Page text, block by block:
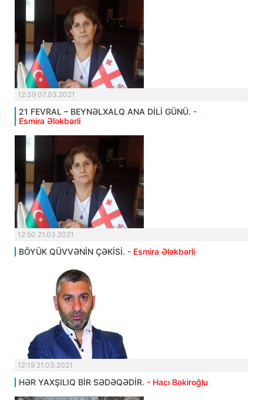
12:39 07.03.2021
21 FEVRAL – BEYNƏLXALQ ANA DİLİ GÜNÜ. -
Esmira Ələkbərli
12:50 21.03.2021
BÖYÜK QÜVVƏNİN ÇƏKİSİ. - Esmira Ələkbərli
12:19 21.03.2021
HƏR YAXŞILIQ BİR SƏDƏQƏDİR. - Hacı Bəkiroğlu